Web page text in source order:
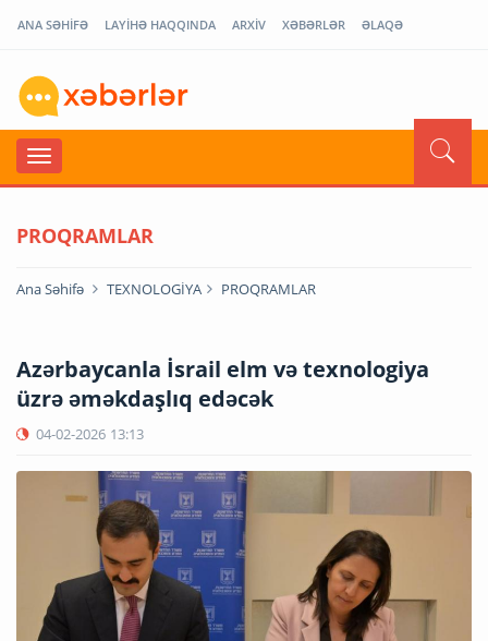
ANA SƏHİFƏ LAYİHƏ HAQQINDA ARXİV XƏBƏRLƏR ƏLAQƏ
PROQRAMLAR
Ana Səhifə TEXNOLOGİYA PROQRAMLAR
Azərbaycanla İsrail elm və texnologiya
üzrə əməkdaşlıq edəcək
04-02-2026 13:13